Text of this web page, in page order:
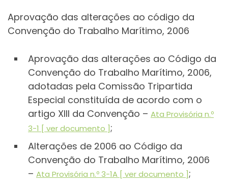
Aprovação das alterações ao código da
Convenção do Trabalho Marítimo, 2006
Aprovação das alterações ao Código da
Convenção do Trabalho Marítimo, 2006,
adotadas pela Comissão Tripartida
Especial constituída de acordo com o
artigo XIII da Convenção – Ata Provisória n.º
3-1 [ ver documento ];
Alterações de 2006 ao Código da
Convenção do Trabalho Marítimo, 2006
– Ata Provisória n.º 3-1A [ ver documento ];